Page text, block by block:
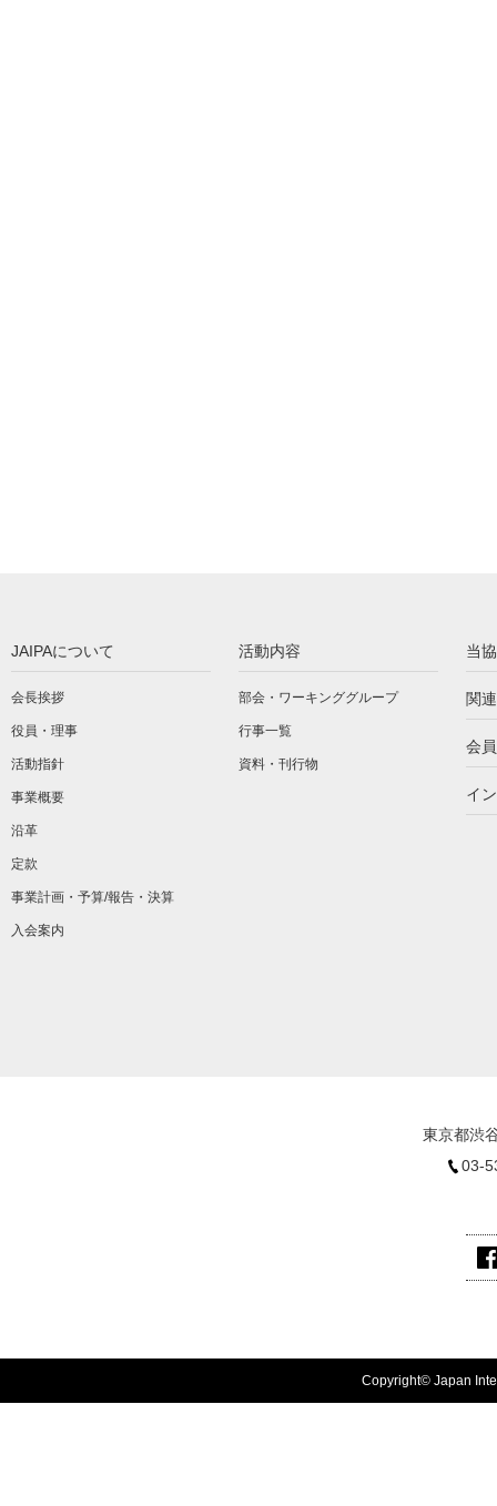
JAIPAについて
会長挨拶
役員・理事
活動指針
事業概要
沿革
定款
事業計画・予算/報告・決算
入会案内
活動内容
部会・ワーキンググループ
行事一覧
資料・刊行物
当
関
会
イ
東京都渋
03-
Copyright© Japan